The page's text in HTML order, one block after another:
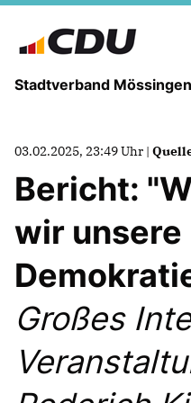
Stadtverband Mössingen
UNSERE
03.02.2025, 23:49 Uhr |
Bericht:
wir unsere
Großes